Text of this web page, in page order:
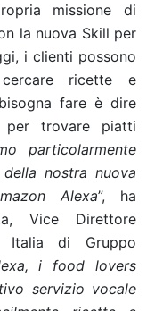
missione di
la nuova Skill per
i clienti possono
ricette e
fare è dire
per trovare piatti
particolarmente
nostra nuova
Alexa”, ha
Vice Direttore
Italia di Gruppo
i food lovers
servizio vocale